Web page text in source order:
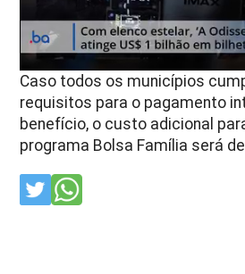
Caso todos os municípios
requisitos para o pagamento
benefício, o custo adicional
programa Bolsa Família será